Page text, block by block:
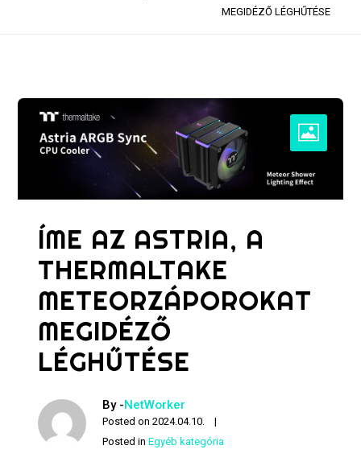
MEGIDÉZŐ LÉGHŰTÉSE
ÍME AZ ASTRIA, A
THERMALTAKE
METEORZÁPOROKAT
MEGIDÉZŐ
LÉGHŰTÉSE
By -NetWorker
Posted on2024.04.10.
Posted inEgyéb kategória